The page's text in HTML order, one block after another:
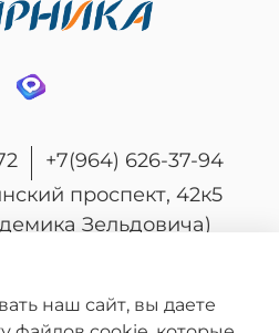
+7(964) 626-37-94
проспект, 42к5
Зельдовича)
наш сайт, вы даете